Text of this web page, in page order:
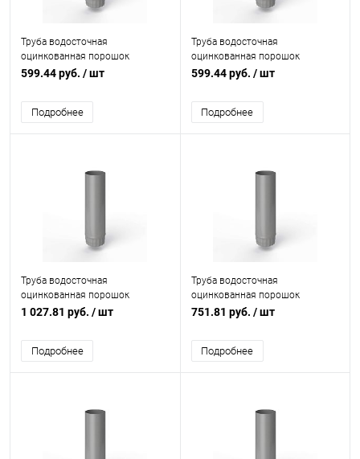
Труба водосточная
оцинкованная порошок
ф125х1250мм RAL 7030
599.44 руб. / шт
Подробнее
Труба водосточная
оцинкованная порошок
ф120х1250мм RAL 7030
599.44 руб. / шт
Подробнее
Труба водосточная
оцинкованная порошок
ф220х1250мм RAL 7030
1 027.81 руб. / шт
Подробнее
Труба водосточная
оцинкованная порошок
ф150х1250мм RAL 7030
751.81 руб. / шт
Подробнее